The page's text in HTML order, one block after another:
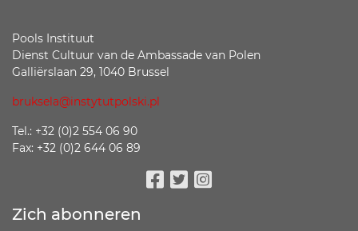
Pools Instituut
Dienst Cultuur van de Ambassade van Polen
Galliërslaan 29, 1040 Brussel
bruksela@instytutpolski.pl
Tel.: +32 (0)2 554 06 90
Fax: +32 (0)2 644 06 89
Zich abonneren